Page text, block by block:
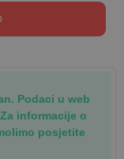
Podaci u web
informacije o
posjetite